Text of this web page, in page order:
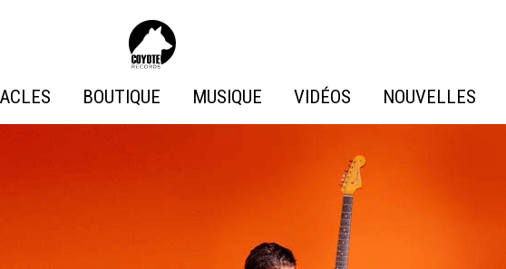
Records
BOUTIQUE MUSIQUE VIDÉOS NOUVELLES